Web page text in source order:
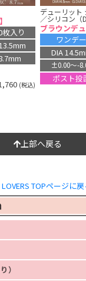
入り
(税込)
デューリット
／シリコン（
ブラウンデ
ワンデー
DIA
±0.00〜-
ポスト投
上部へ戻る
LOVERS TOPページに
）